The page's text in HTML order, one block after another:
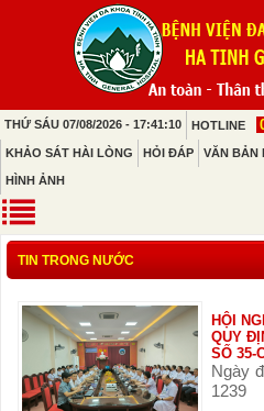
THỨ SÁU 07/08/2026 - 17:41:10 HOTLINE
KHẢO SÁT HÀI LÒNG HỎI ĐÁP VĂN BẢN
HÌNH ẢNH
TIN TRONG NƯỚC
HỘI
QUY
SỐ 35-
Ngày
1239